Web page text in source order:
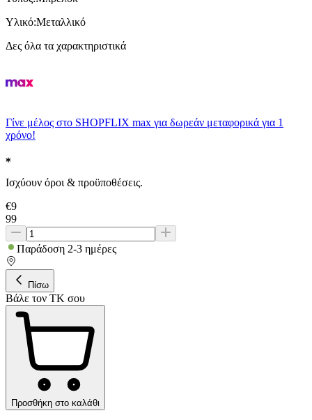
Υλικό:Μεταλλικό
Δες όλα τα χαρακτηριστικά
Γίνε μέλος στο SHOPFLIX max για δωρεάν μεταφορικά για 1
χρόνο!
Ισχύουν όροι & προϋποθέσεις.
€9
99
Παράδοση 2-3 ημέρες
Πίσω
Βάλε τον ΤΚ σου
Προσθήκη στο καλάθι